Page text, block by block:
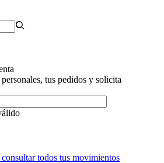
tus pedidos y solicita
todos tus movimientos